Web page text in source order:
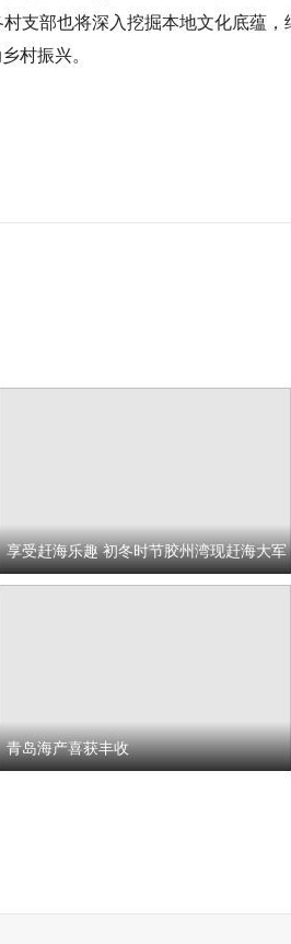
支部也将深入挖掘本地文化底蕴
村振兴。
享受赶海乐趣 初冬时节胶州湾现赶海大军
青岛海产喜获丰收